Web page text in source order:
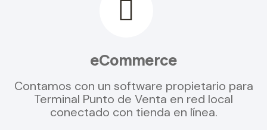
eCommerce
Contamos con un software propietario para
Terminal Punto de Venta en red local
conectado con tienda en línea.